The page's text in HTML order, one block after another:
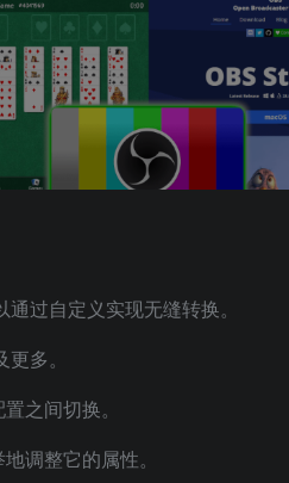
过自定义实现无缝转换。
多。
之间切换。
调整它的属性。